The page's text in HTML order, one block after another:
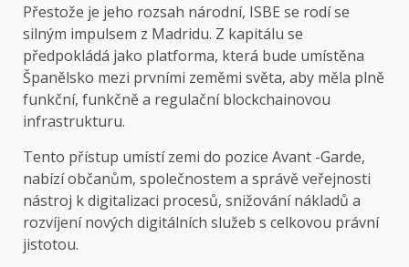
Přestože je jeho rozsah národní, ISBE se rodí se
silným impulsem z Madridu. Z kapitálu se
předpokládá jako platforma, která bude umístěna
Španělsko mezi prvními zeměmi světa, aby měla plně
funkční, funkčně a regulační blockchainovou
infrastrukturu.
Tento přístup umístí zemi do pozice Avant -Garde,
nabízí občanům, společnostem a správě veřejnosti
nástroj k digitalizaci procesů, snižování nákladů a
rozvíjení nových digitálních služeb s celkovou právní
jistotou.